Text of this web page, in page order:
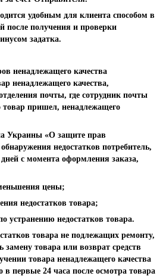
удобным для клиента способом в
после получения и проверки
задатка.
ненадлежащего качества
ненадлежащего качества,
почты, где сотрудник почты
товар пришел, ненадлежащего
Украины «О защите прав
недостатков потребитель,
с момента оформления заказа,
цены;
недостатков товара;
устранению недостатков товара.
товара не подлежащих ремонту,
замену товара или возврат средств
товара ненадлежащего качества
первые 24 часа после осмотра товара